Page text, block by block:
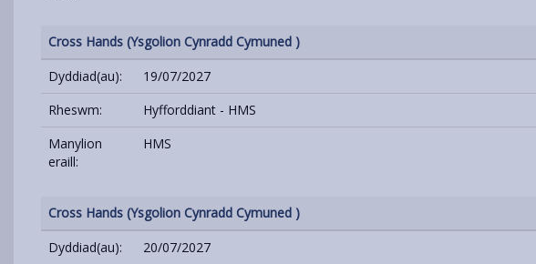
Cross Hands (Ysgolion Cynradd Cymuned )
Dyddiad(au):
19/07/2027
Rheswm:
Hyfforddiant - HMS
Manylion
eraill:
HMS
Cross Hands (Ysgolion Cynradd Cymuned )
Dyddiad(au):
20/07/2027